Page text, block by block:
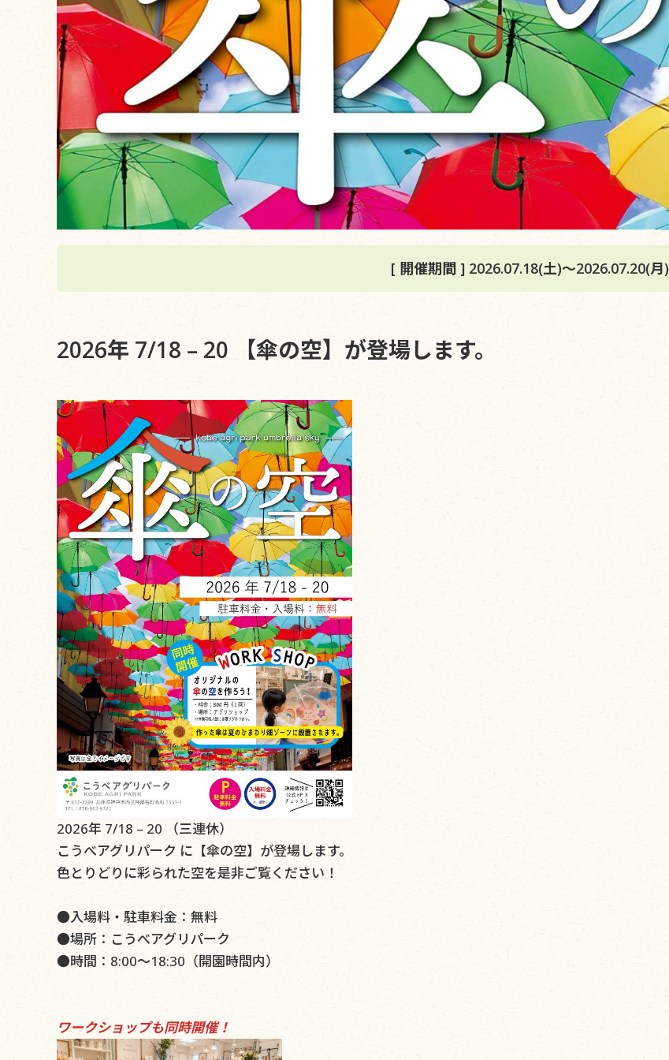
[ 開催期間 ] 2026.07.18(土)～2026.07.20(月)
2026年 7/18 – 20 【傘の空】が登場します。
2026年 7/18 – 20 （三連休）
こうべアグリパーク に【傘の空】が登場します。
色とりどりに彩られた空を是非ご覧ください！
●入場料・駐車料金：無料
●場所：こうべアグリパーク
●時間：8:00～18:30（開園時間内）
ワークショップも同時開催！